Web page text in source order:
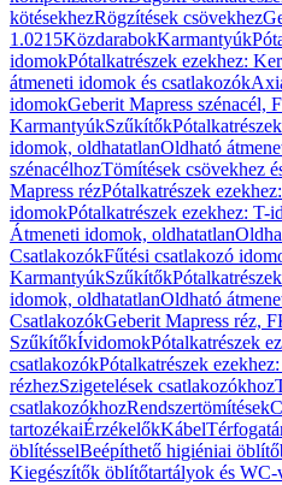
kötésekhezRögzítések csövekhez
1.0215KözdarabokKarmantyúk
idomokPótalkatrészek ezekhez:
átmeneti idomok és csatlakozók
idomokGeberit Mapress szénacél,
KarmantyúkSzűkítők
idomok, oldhatatlanOldható
szénacélhozTömítések csövekhez
Mapress rézPótalkatrészek
idomokPótalkatrészek ezekhez: T-
Átmeneti idomok, oldhatatlan
CsatlakozókFűtési csatlakozó
KarmantyúkSzűkítők
idomok, oldhatatlanOldható
CsatlakozókGeberit Mapress réz,
SzűkítőkÍvidomokPótalkatrészek
csatlakozókPótalkatrészek
rézhezSzigetelések csatlakozókhoz
csatlakozókhozRendszertömítések
tartozékaiÉrzékelőkKábel
öblítésselBeépíthető higiéniai
Kiegészítők öblítőtartályok és WC-